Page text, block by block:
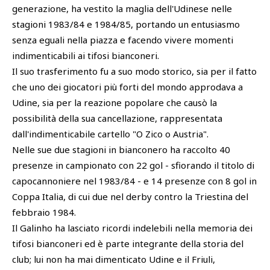
generazione, ha vestito la maglia dell'Udinese nelle
stagioni 1983/84 e 1984/85, portando un entusiasmo
senza eguali nella piazza e facendo vivere momenti
indimenticabili ai tifosi bianconeri.
Il suo trasferimento fu a suo modo storico, sia per il fatto
che uno dei giocatori più forti del mondo approdava a
Udine, sia per la reazione popolare che causò la
possibilità della sua cancellazione, rappresentata
dall'indimenticabile cartello "O Zico o Austria".
Nelle sue due stagioni in bianconero ha raccolto 40
presenze in campionato con 22 gol - sfiorando il titolo di
capocannoniere nel 1983/84 - e 14 presenze con 8 gol in
Coppa Italia, di cui due nel derby contro la Triestina del
febbraio 1984.
Il Galinho ha lasciato ricordi indelebili nella memoria dei
tifosi bianconeri ed è parte integrante della storia del
club; lui non ha mai dimenticato Udine e il Friuli,